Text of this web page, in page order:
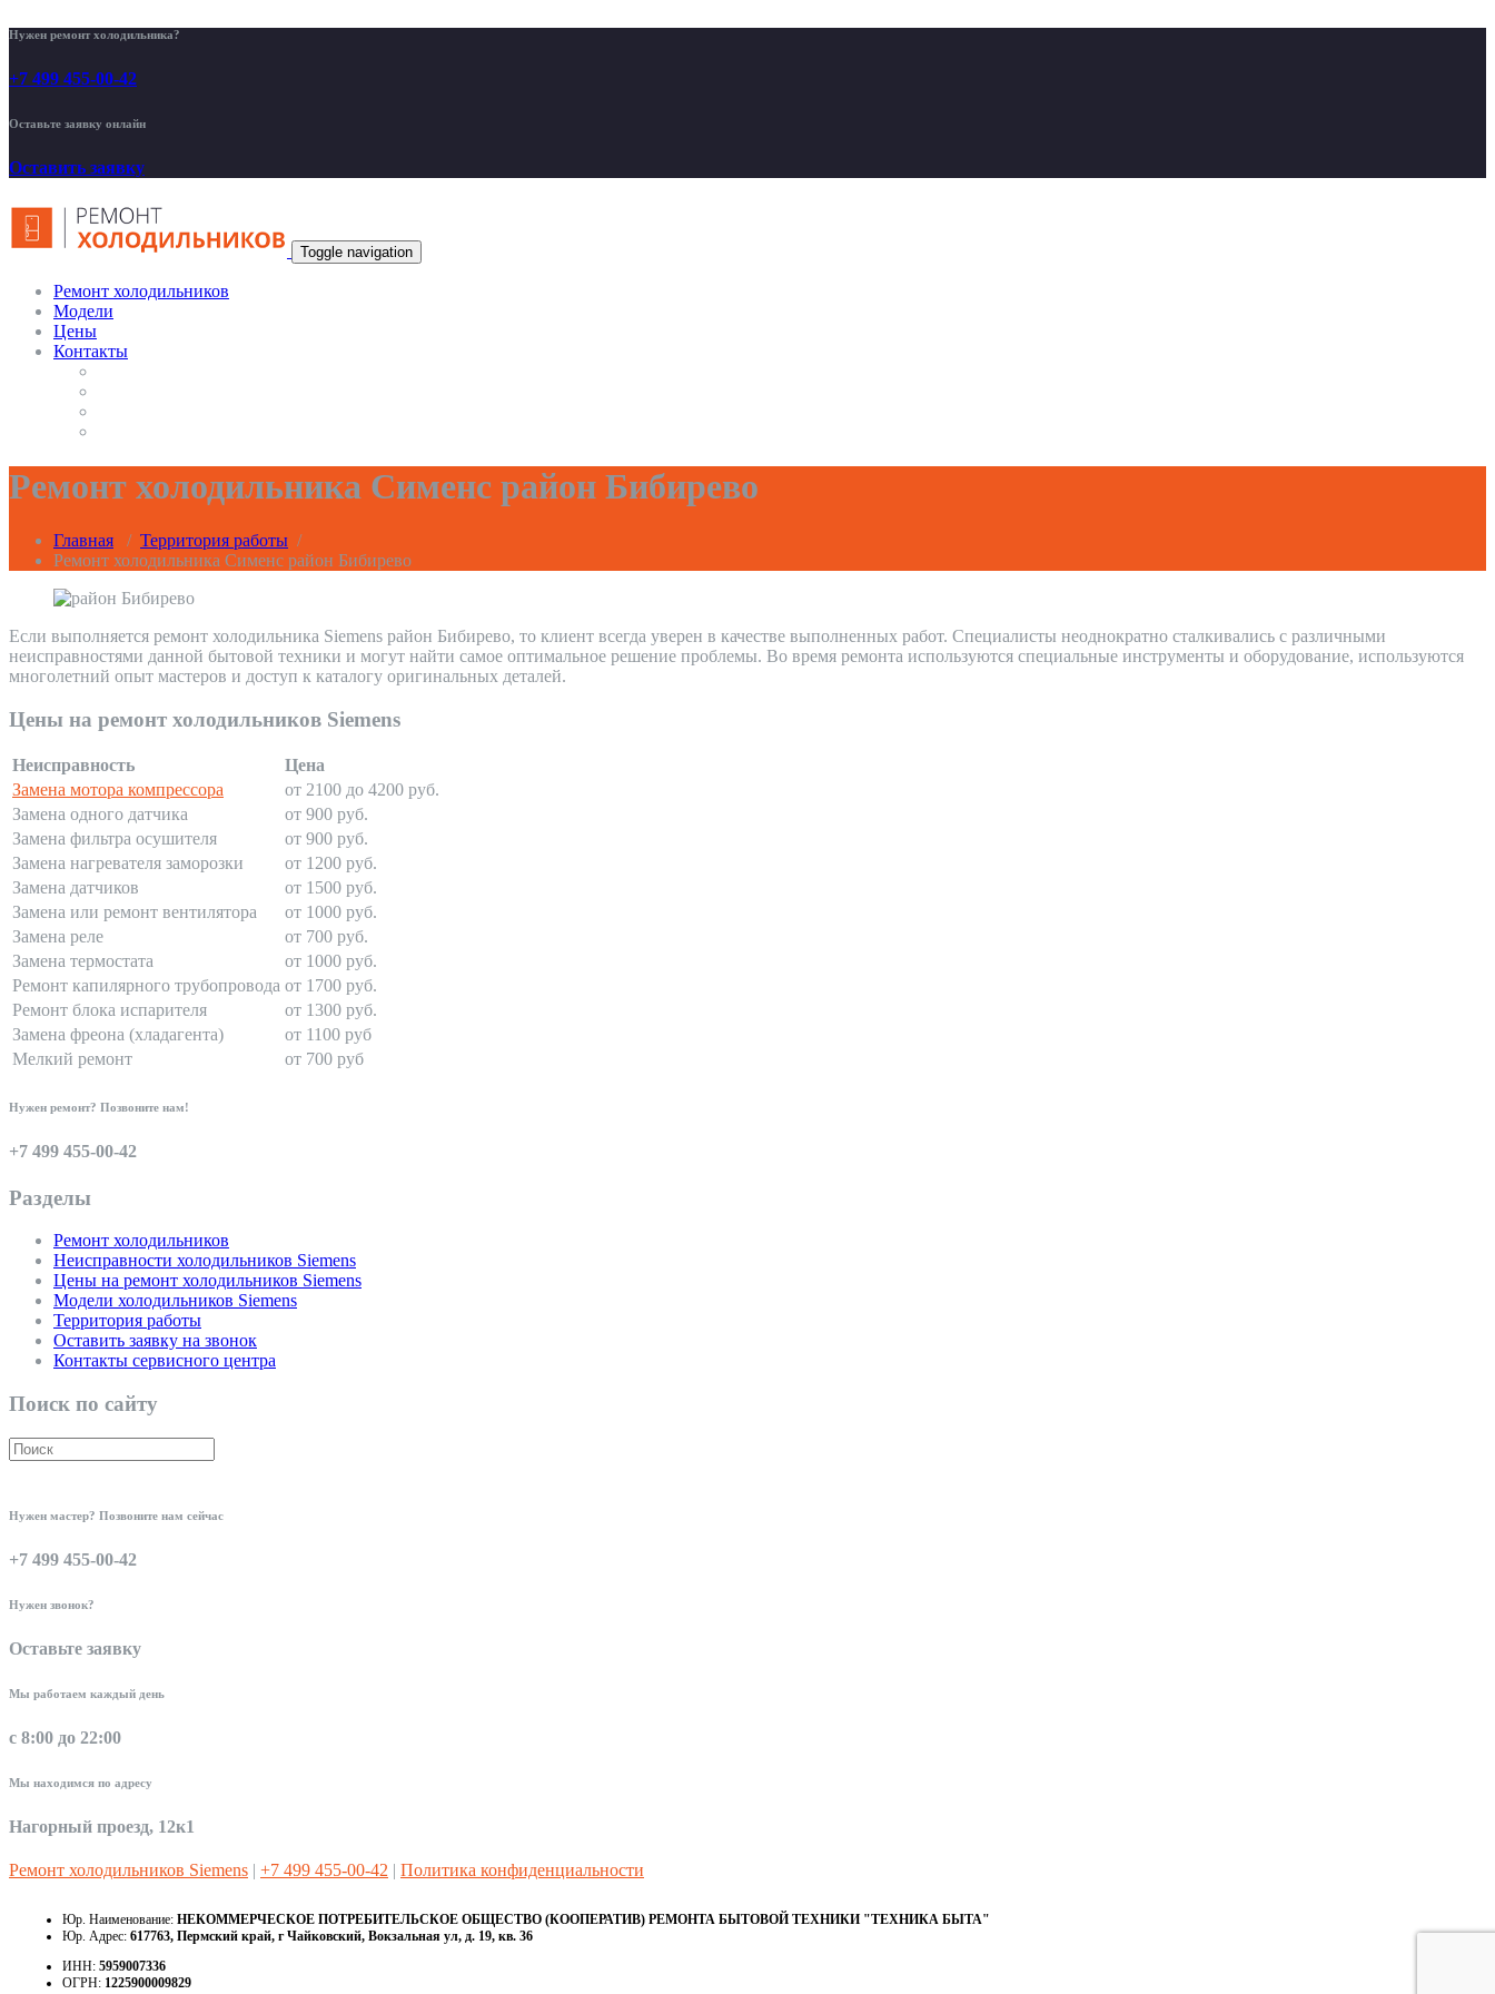
Нужен ремонт холодильника?
+7 499 455-00-42
Оставьте заявку онлайн
Оставить заявку
Toggle navigation
Ремонт холодильников
Модели
Цены
Контакты
Ремонт холодильника Сименс район Бибирево
Главная / Территория работы /
Ремонт холодильника Сименс район Бибирево
Если выполняется ремонт холодильника Siemens район Бибирево, то клиент всегда уверен в качестве выполненных работ. Специалисты неоднократно сталкивались с различными
неисправностями данной бытовой техники и могут найти самое оптимальное решение проблемы. Во время ремонта используются специальные инструменты и оборудование, используются
многолетний опыт мастеров и доступ к каталогу оригинальных деталей.
Цены на ремонт холодильников Siemens
Неисправность
Цена
Замена мотора компрессора
от 2100 до 4200 руб.
Замена одного датчика
от 900 руб.
Замена фильтра осушителя
от 900 руб.
Замена нагревателя заморозки
от 1200 руб.
Замена датчиков
от 1500 руб.
Замена или ремонт вентилятора
от 1000 руб.
Замена реле
от 700 руб.
Замена термостата
от 1000 руб.
Ремонт капилярного трубопровода от 1700 руб.
Ремонт блока испарителя
от 1300 руб.
Замена фреона (хладагента)
от 1100 руб
Мелкий ремонт
от 700 руб
Нужен ремонт? Позвоните нам!
+7 499 455-00-42
Разделы
Ремонт холодильников
Неисправности холодильников Siemens
Цены на ремонт холодильников Siemens
Модели холодильников Siemens
Территория работы
Оставить заявку на звонок
Контакты сервисного центра
Поиск по сайту
Нужен мастер? Позвоните нам сейчас
+7 499 455-00-42
Нужен звонок?
Оставьте заявку
Мы работаем каждый день
с 8:00 до 22:00
Мы находимся по адресу
Нагорный проезд, 12к1
Ремонт холодильников Siemens | +7 499 455-00-42 | Политика конфиденциальности
Юр. Наименование: НЕКОММЕРЧЕСКОЕ ПОТРЕБИТЕЛЬСКОЕ ОБЩЕСТВО (КООПЕРАТИВ) РЕМОНТА БЫТОВОЙ ТЕХНИКИ "ТЕХНИКА БЫТА"
Юр. Адрес: 617763, Пермский край, г Чайковский, Вокзальная ул, д. 19, кв. 36
ИНН: 5959007336
ОГРН: 1225900009829